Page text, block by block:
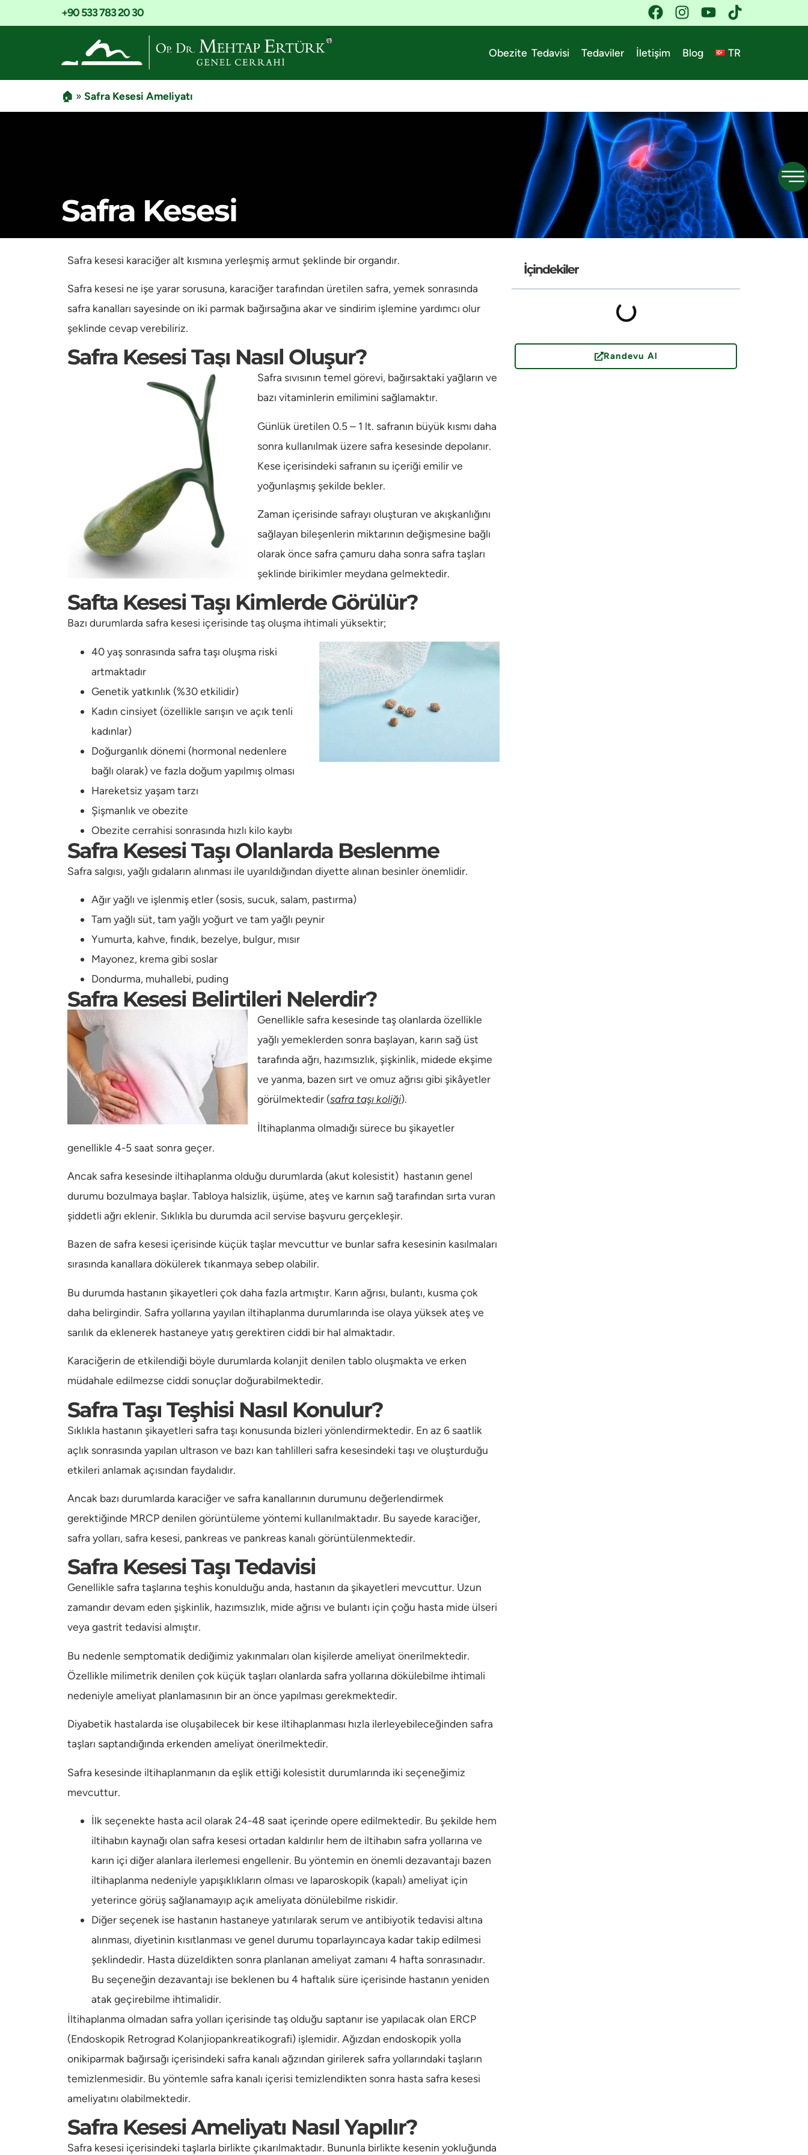
+90 533 783 20 30
Obezite Tedavisi Tedaviler İletişim Blog TR
🏠 » Safra Kesesi Ameliyatı
Safra Kesesi
Safra kesesi karaciğer alt kısmına yerleşmiş armut şeklinde bir organdır.
Safra kesesi ne işe yarar sorusuna, karaciğer tarafından üretilen safra, yemek sonrasında
safra kanalları sayesinde on iki parmak bağırsağına akar ve sindirim işlemine yardımcı olur
şeklinde cevap verebiliriz.
Safra Kesesi Taşı Nasıl Oluşur?
Safra sıvısının temel görevi, bağırsaktaki yağların ve
bazı vitaminlerin emilimini sağlamaktır.
Günlük üretilen 0.5 – 1 lt. safranın büyük kısmı daha
sonra kullanılmak üzere safra kesesinde depolanır.
Kese içerisindeki safranın su içeriği emilir ve
yoğunlaşmış şekilde bekler.
Zaman içerisinde safrayı oluşturan ve akışkanlığını
sağlayan bileşenlerin miktarının değişmesine bağlı
olarak önce safra çamuru daha sonra safra taşları
şeklinde birikimler meydana gelmektedir.
Safta Kesesi Taşı Kimlerde Görülür?
Bazı durumlarda safra kesesi içerisinde taş oluşma ihtimali yüksektir;
40 yaş sonrasında safra taşı oluşma riski
artmaktadır
Genetik yatkınlık (%30 etkilidir)
Kadın cinsiyet (özellikle sarışın ve açık tenli
kadınlar)
Doğurganlık dönemi (hormonal nedenlere
bağlı olarak) ve fazla doğum yapılmış olması
Hareketsiz yaşam tarzı
Şişmanlık ve obezite
Obezite cerrahisi sonrasında hızlı kilo kaybı
Safra Kesesi Taşı Olanlarda Beslenme
Safra salgısı, yağlı gıdaların alınması ile uyarıldığından diyette alınan besinler önemlidir.
Ağır yağlı ve işlenmiş etler (sosis, sucuk, salam, pastırma)
Tam yağlı süt, tam yağlı yoğurt ve tam yağlı peynir
Yumurta, kahve, fındık, bezelye, bulgur, mısır
Mayonez, krema gibi soslar
Dondurma, muhallebi, puding
Safra Kesesi Belirtileri Nelerdir?
Genellikle safra kesesinde taş olanlarda özellikle
yağlı yemeklerden sonra başlayan, karın sağ üst
tarafında ağrı, hazımsızlık, şişkinlik, midede ekşime
ve yanma, bazen sırt ve omuz ağrısı gibi şikâyetler
görülmektedir (safra taşı koliği).
İltihaplanma olmadığı sürece bu şikayetler
genellikle 4-5 saat sonra geçer.
Ancak safra kesesinde iltihaplanma olduğu durumlarda (akut kolesistit) hastanın genel
durumu bozulmaya başlar. Tabloya halsizlik, üşüme, ateş ve karnın sağ tarafından sırta vuran
şiddetli ağrı eklenir. Sıklıkla bu durumda acil servise başvuru gerçekleşir.
Bazen de safra kesesi içerisinde küçük taşlar mevcuttur ve bunlar safra kesesinin kasılmaları
sırasında kanallara dökülerek tıkanmaya sebep olabilir.
Bu durumda hastanın şikayetleri çok daha fazla artmıştır. Karın ağrısı, bulantı, kusma çok
daha belirgindir. Safra yollarına yayılan iltihaplanma durumlarında ise olaya yüksek ateş ve
sarılık da eklenerek hastaneye yatış gerektiren ciddi bir hal almaktadır.
Karaciğerin de etkilendiği böyle durumlarda kolanjit denilen tablo oluşmakta ve erken
müdahale edilmezse ciddi sonuçlar doğurabilmektedir.
Safra Taşı Teşhisi Nasıl Konulur?
Sıklıkla hastanın şikayetleri safra taşı konusunda bizleri yönlendirmektedir. En az 6 saatlik
açlık sonrasında yapılan ultrason ve bazı kan tahlilleri safra kesesindeki taşı ve oluşturduğu
etkileri anlamak açısından faydalıdır.
Ancak bazı durumlarda karaciğer ve safra kanallarının durumunu değerlendirmek
gerektiğinde MRCP denilen görüntüleme yöntemi kullanılmaktadır. Bu sayede karaciğer,
safra yolları, safra kesesi, pankreas ve pankreas kanalı görüntülenmektedir.
Safra Kesesi Taşı Tedavisi
Genellikle safra taşlarına teşhis konulduğu anda, hastanın da şikayetleri mevcuttur. Uzun
zamandır devam eden şişkinlik, hazımsızlık, mide ağrısı ve bulantı için çoğu hasta mide ülseri
veya gastrit tedavisi almıştır.
Bu nedenle semptomatik dediğimiz yakınmaları olan kişilerde ameliyat önerilmektedir.
Özellikle milimetrik denilen çok küçük taşları olanlarda safra yollarına dökülebilme ihtimali
nedeniyle ameliyat planlamasının bir an önce yapılması gerekmektedir.
Diyabetik hastalarda ise oluşabilecek bir kese iltihaplanması hızla ilerleyebileceğinden safra
taşları saptandığında erkenden ameliyat önerilmektedir.
Safra kesesinde iltihaplanmanın da eşlik ettiği kolesistit durumlarında iki seçeneğimiz
mevcuttur.
İlk seçenekte hasta acil olarak 24-48 saat içerinde opere edilmektedir. Bu şekilde hem
iltihabın kaynağı olan safra kesesi ortadan kaldırılır hem de iltihabın safra yollarına ve
karın içi diğer alanlara ilerlemesi engellenir. Bu yöntemin en önemli dezavantajı bazen
iltihaplanma nedeniyle yapışıklıkların olması ve laparoskopik (kapalı) ameliyat için
yeterince görüş sağlanamayıp açık ameliyata dönülebilme riskidir.
Diğer seçenek ise hastanın hastaneye yatırılarak serum ve antibiyotik tedavisi altına
alınması, diyetinin kısıtlanması ve genel durumu toparlayıncaya kadar takip edilmesi
şeklindedir. Hasta düzeldikten sonra planlanan ameliyat zamanı 4 hafta sonrasınadır.
Bu seçeneğin dezavantajı ise beklenen bu 4 haftalık süre içerisinde hastanın yeniden
atak geçirebilme ihtimalidir.
İltihaplanma olmadan safra yolları içerisinde taş olduğu saptanır ise yapılacak olan ERCP
(Endoskopik Retrograd Kolanjiopankreatikografi) işlemidir. Ağızdan endoskopik yolla
onikiparmak bağırsağı içerisindeki safra kanalı ağzından girilerek safra yollarındaki taşların
temizlenmesidir. Bu yöntemle safra kanalı içerisi temizlendikten sonra hasta safra kesesi
ameliyatını olabilmektedir.
Safra Kesesi Ameliyatı Nasıl Yapılır?
Safra kesesi içerisindeki taşlarla birlikte çıkarılmaktadır. Bununla birlikte kesenin yokluğunda
İçindekiler
Randevu Al